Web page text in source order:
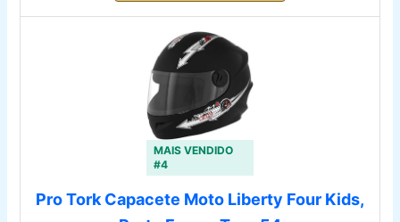
MAIS VENDIDO
#4
Pro Tork Capacete Moto Liberty Four Kids,